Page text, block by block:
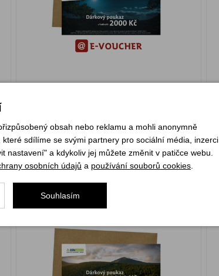
Dárkový @ poukaz 1000 Kč
obsah nebo reklamu a mohli anonymně
sdílíme se svými partnery pro sociální média, inzerci
a kdykoliv jej můžete změnit v patičce webu.
osobních údajů a používání souborů cookies
Souhlasím